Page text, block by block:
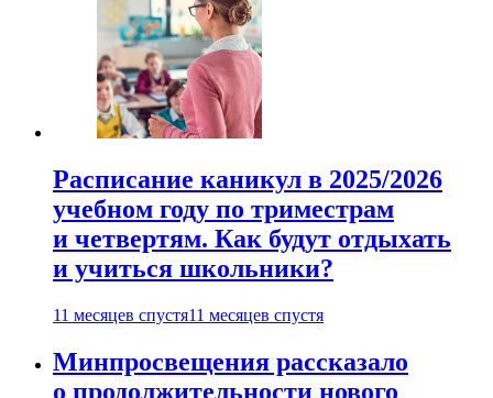
Расписание каникул в 2025/2026
учебном году по триместрам
и четвертям. Как будут отдыхать
и учиться школьники?
11 месяцев спустя11 месяцев спустя
Минпросвещения рассказало
о продолжительности нового